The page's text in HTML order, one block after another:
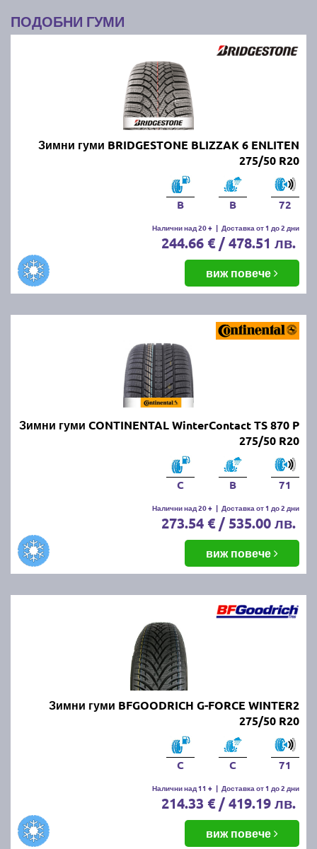
ПОДОБНИ ГУМИ
Зимни гуми BRIDGESTONE BLIZZAK 6 ENLITEN
275/50 R20
B B 72
Налични над 20 + | Доставка от 1 до 2 дни
244.66 € / 478.51 лв.
виж повече
Зимни гуми CONTINENTAL WinterContact TS 870 P
275/50 R20
C B 71
Налични над 20 + | Доставка от 1 до 2 дни
273.54 € / 535.00 лв.
виж повече
Зимни гуми BFGOODRICH G-FORCE WINTER2
275/50 R20
C C 71
Налични над 11 + | Доставка от 1 до 2 дни
214.33 € / 419.19 лв.
виж повече